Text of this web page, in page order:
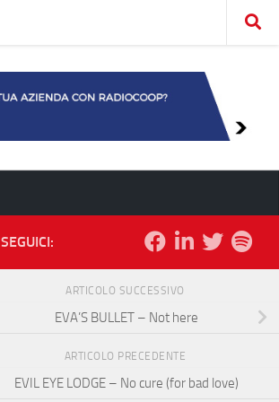
SEGUICI:
ARTICOLO SUCCESSIVO
EVA’S BULLET – Not here
ARTICOLO PRECEDENTE
EVIL EYE LODGE – No cure (for bad love)